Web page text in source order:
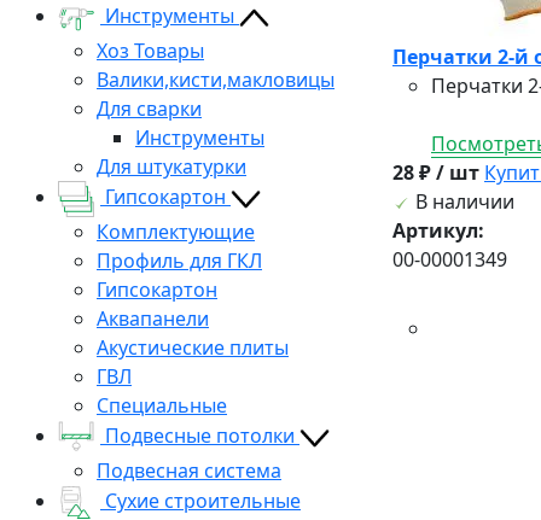
Инструменты
Хоз Товары
Валики,кисти,макловицы
Для сварки
Инструменты
Для штукатурки
Гипсокартон
Комплектующие
Профиль для ГКЛ
Гипсокартон
Аквапанели
Акустические плиты
ГВЛ
Специальные
Подвесные потолки
Подвесная система
Сухие строительные
Перчатки 2-й
Перчатки
28 ₽ / шт
В наличии
Артикул:
00-00001349